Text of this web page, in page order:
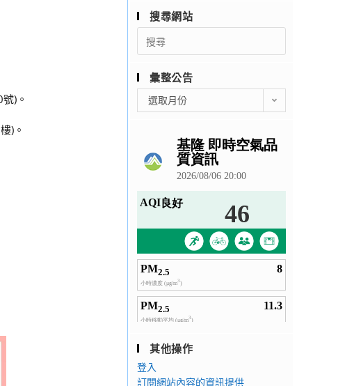
)。
)。
搜尋網站
Search
for:
彙整公告
整
選取月份
其他操作
登入
訂閱網站內容的資訊提供